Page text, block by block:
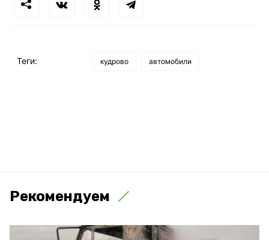
Теги: кудрово автомобили
Рекомендуем